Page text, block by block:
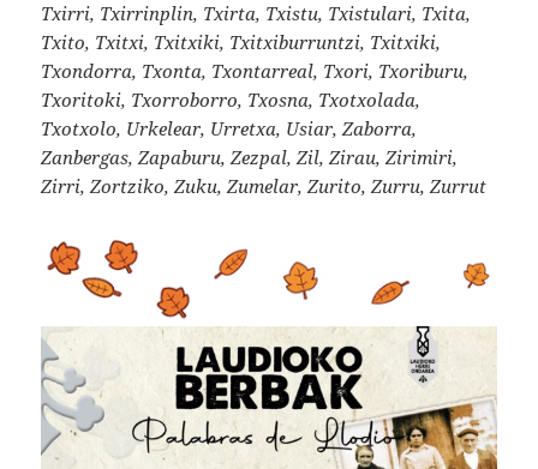
Txirri, Txirrinplin, Txirta, Txistu, Txistulari, Txita,
Txito, Txitxi, Txitxiki, Txitxiburruntzi, Txitxiki,
Txondorra, Txonta, Txontarreal, Txori, Txoriburu,
Txoritoki, Txorroborro, Txosna, Txotxolada,
Txotxolo, Urkelear, Urretxa, Usiar, Zaborra,
Zanbergas, Zapaburu, Zezpal, Zil, Zirau, Zirimiri,
Zirri, Zortziko, Zuku, Zumelar, Zurito, Zurru, Zurrut